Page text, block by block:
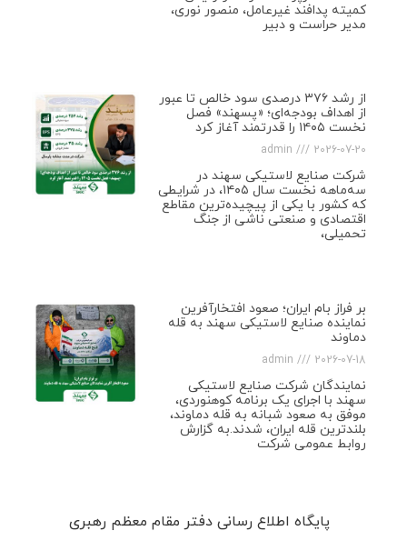
کمیته پدافند غیرعامل، منصور نوری،
مدیر حراست و دبیر
از رشد ۳۷۶ درصدی سود خالص تا عبور
از اهداف بودجه‌ای؛ «پسهند» فصل
نخست ۱۴۰۵ را قدرتمند آغاز کرد
admin 2026-07-20
شرکت صنایع لاستیکی سهند در
سه‌ماهه نخست سال ۱۴۰۵، در شرایطی
که کشور با یکی از پیچیده‌ترین مقاطع
اقتصادی و صنعتی ناشی از جنگ
تحمیلی،
بر فراز بام ایران؛ صعود افتخارآفرین
نماینده صنایع لاستیکی سهند به قله
دماوند
admin 2026-07-18
نمایندگان شرکت صنایع لاستیکی
سهند با اجرای یک برنامه کوهنوردی،
موفق به صعود شبانه به قله دماوند،
بلندترین قله ایران، شدند.به گزارش
روابط عمومی شرکت
پایگاه اطلاع رسانی دفتر مقام معظم رهبری